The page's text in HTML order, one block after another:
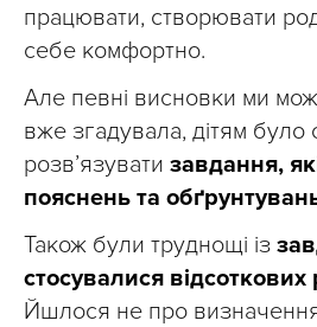
працювати, створювати
себе комфортно.
Але певні висновки ми
вже згадувала, дітям було
розв’язувати завдання,
пояснень та
Також були труднощі із
стосувалися відсоткових
Йшлося не про визначення